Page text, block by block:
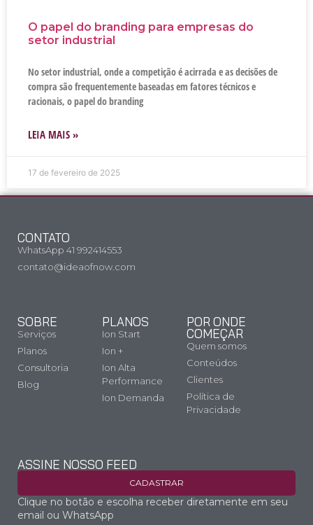
O papel do branding para empresas do
setor industrial
No setor industrial, onde a competição é acirrada e as decisões de
compra são frequentemente baseadas em fatores técnicos e
racionais, o papel do branding
LEIA MAIS »
17 de fevereiro de 2025
CONTATO
WhatsApp 41 992414553
contato@ideaofnow.com
SOBRE
Serviços
Planos
Consultoria
Blog
PLANOS
Ion Start
Ion +
Ion Alta
Performance
Ion Demanda
POR ONDE
COMEÇAR
Quem somos
Conteúdos
Clientes
Política de
Privacidade
ASSINE NOSSO FEED
CADASTRAR
Clique no botão e escolha receber diretamente em seu
email ou WhatsApp